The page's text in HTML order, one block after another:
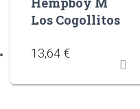
Los Cogollitos
13,64 €